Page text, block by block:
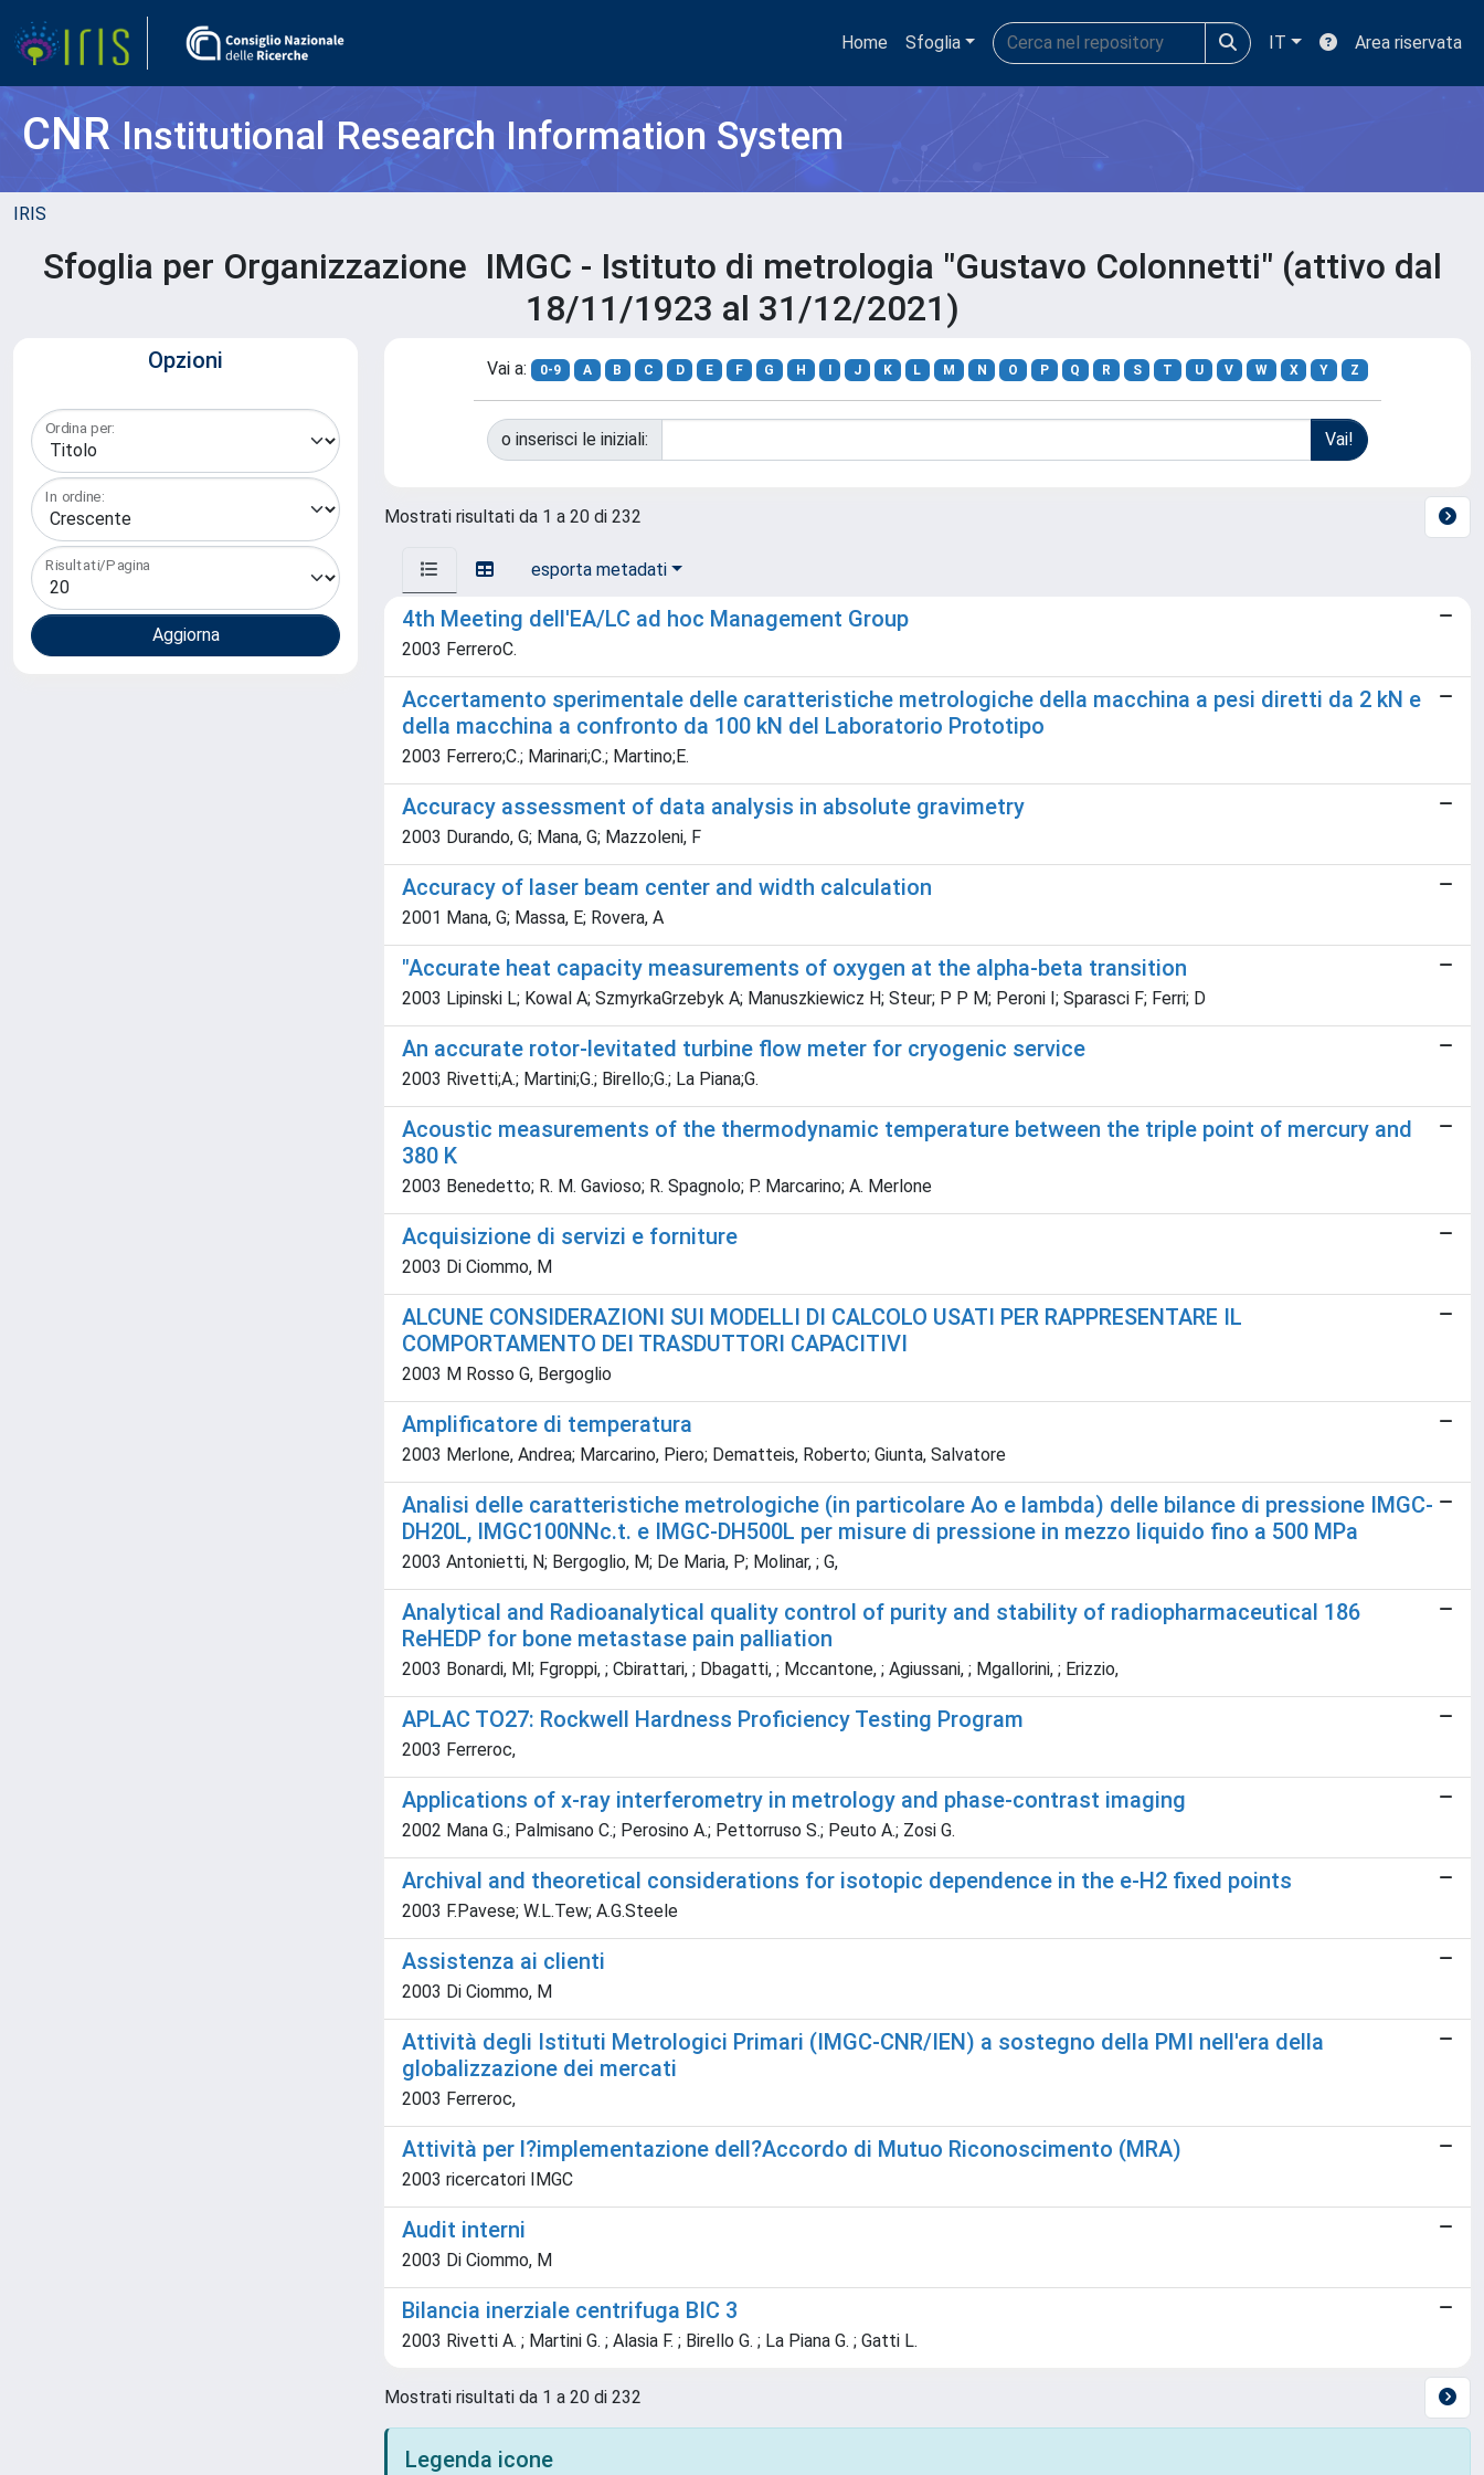
Home Sfoglia IT Area riservata
CNRInstitutional Research Information System
IRIS
Sfoglia per Organizzazione IMGC - Istituto di metrologia "Gustavo Colonnetti" (attivo dal
18/11/1923 al 31/12/2021)
Opzioni
Ordina per:
In ordine:
Risultati/Pagina
Vai a: 0-9 A B C D E F G H J K L M N O P Q R S T U V W X Y Z
o inserisci le iniziali:
Mostrati risultati da 1 a 20 di 232
esporta metadati
4th Meeting dell'EA/LC ad hoc Management Group
2003 FerreroC.
Accertamento sperimentale delle caratteristiche metrologiche della macchina a pesi diretti da 2 kN e
della macchina a confronto da 100 kN del Laboratorio Prototipo
2003 Ferrero;C.; Marinari;C.; Martino;E.
Accuracy assessment of data analysis in absolute gravimetry
2003 Durando, G; Mana, G; Mazzoleni, F
Accuracy of laser beam center and width calculation
2001 Mana, G; Massa, E; Rovera, A
"Accurate heat capacity measurements of oxygen at the alpha-beta transition
2003 Lipinski L; Kowal A; SzmyrkaGrzebyk A; Manuszkiewicz H; Steur; P P M; Peroni I; Sparasci F; Ferri; D
An accurate rotor-levitated turbine flow meter for cryogenic service
2003 Rivetti;A.; Martini;G.; Birello;G.; La Piana;G.
Acoustic measurements of the thermodynamic temperature between the triple point of mercury and
380 K
2003 Benedetto; R. M. Gavioso; R. Spagnolo; P. Marcarino; A. Merlone
Acquisizione di servizi e forniture
2003 Di Ciommo, M
ALCUNE CONSIDERAZIONI SUI MODELLI DI CALCOLO USATI PER RAPPRESENTARE IL
COMPORTAMENTO DEI TRASDUTTORI CAPACITIVI
2003 M Rosso G, Bergoglio
Amplificatore di temperatura
2003 Merlone, Andrea; Marcarino, Piero; Dematteis, Roberto; Giunta, Salvatore
Analisi delle caratteristiche metrologiche (in particolare Ao e lambda) delle bilance di pressione IMGC-
DH20L, IMGC100NNc.t. e IMGC-DH500L per misure di pressione in mezzo liquido fino a 500 MPa
2003 Antonietti, N; Bergoglio, M; De Maria, P; Molinar, ; G,
Analytical and Radioanalytical quality control of purity and stability of radiopharmaceutical 186
ReHEDP for bone metastase pain palliation
2003 Bonardi, Ml; Fgroppi, ; Cbirattari, ; Dbagatti, ; Mccantone, ; Agiussani, ; Mgallorini, ; Erizzio,
APLAC TO27: Rockwell Hardness Proficiency Testing Program
2003 Ferreroc,
Applications of x-ray interferometry in metrology and phase-contrast imaging
2002 Mana G.; Palmisano C.; Perosino A.; Pettorruso S.; Peuto A.; Zosi G.
Archival and theoretical considerations for isotopic dependence in the e-H2 fixed points
2003 F.Pavese; W.L.Tew; A.G.Steele
Assistenza ai clienti
2003 Di Ciommo, M
Attività degli Istituti Metrologici Primari (IMGC-CNR/IEN) a sostegno della PMI nell'era della
globalizzazione dei mercati
2003 Ferreroc,
Attività per l?implementazione dell?Accordo di Mutuo Riconoscimento (MRA)
2003 ricercatori IMGC
Audit interni
2003 Di Ciommo, M
Bilancia inerziale centrifuga BIC 3
2003 Rivetti A. ; Martini G. ; Alasia F. ; Birello G. ; La Piana G. ; Gatti L.
Mostrati risultati da 1 a 20 di 232
Legenda icone